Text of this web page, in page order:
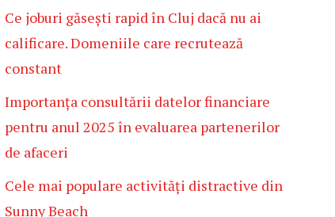
Ce joburi găsești rapid în Cluj dacă nu ai
calificare. Domeniile care recrutează
constant
Importanța consultării datelor financiare
pentru anul 2025 în evaluarea partenerilor
de afaceri
Cele mai populare activități distractive din
Sunny Beach